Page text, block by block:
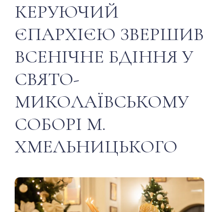
КЕРУЮЧИЙ
ЄПАРХІЄЮ ЗВЕРШИВ
ВСЕНІЧНЕ БДІННЯ У
СВЯТО-
МИКОЛАЇВСЬКОМУ
СОБОРІ М.
ХМЕЛЬНИЦЬКОГО